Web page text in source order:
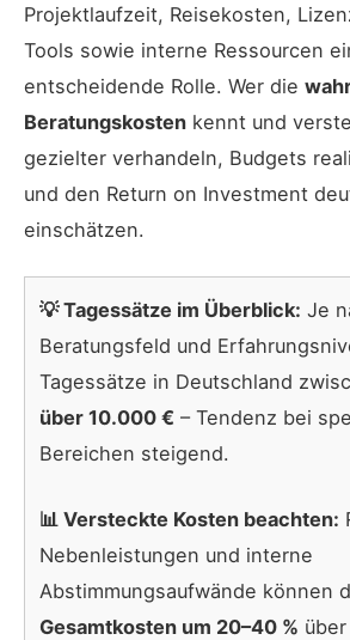
Projektlaufzeit, Reisekosten,
Tools sowie interne Ressourcen
entscheidende Rolle. Wer die
Beratungskosten kennt und
gezielter verhandeln, Budgets
und den Return on Investment
einschätzen.
💡 Tagessätze im Überblick: Je
Beratungsfeld und
Tagessätze in Deutschland
über 10.000 € – Tendenz bei
Bereichen steigend.
📊 Versteckte Kosten beachten:
Nebenleistungen und interne
Abstimmungsaufwände können
Gesamtkosten um 20–40 %